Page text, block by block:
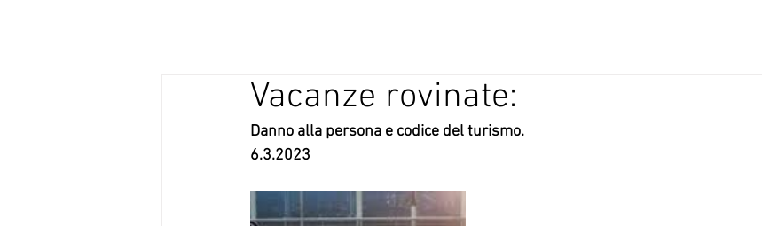
Vacanze rovinate:
Danno alla persona e codice del turismo.
6.3.2023